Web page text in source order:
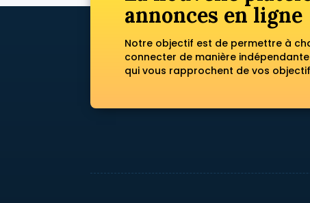
annonces en ligne
Notre objectif est de permettre à
connecter de manière
qui vous rapprochent de vos